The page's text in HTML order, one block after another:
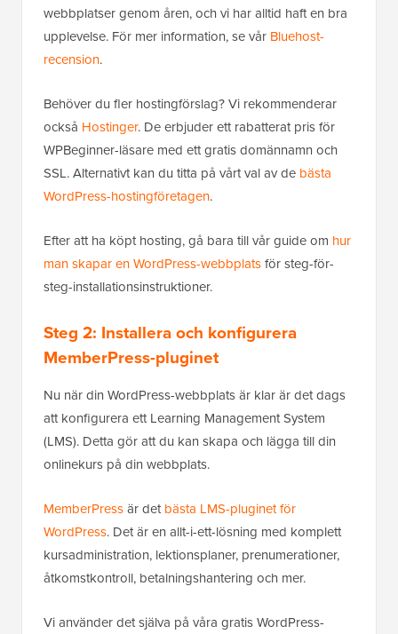
webbplatser genom åren, och vi har alltid haft en bra
upplevelse. För mer information, se vår Bluehost-
recension.
Behöver du fler hostingförslag? Vi rekommenderar
också Hostinger. De erbjuder ett rabatterat pris för
WPBeginner-läsare med ett gratis domännamn och
SSL. Alternativt kan du titta på vårt val av de bästa
WordPress-hostingföretagen.
Efter att ha köpt hosting, gå bara till vår guide om hur
man skapar en WordPress-webbplatsför steg-för-
steg-installationsinstruktioner.
Steg 2: Installera och konfigurera
MemberPress-pluginet
Nu när din WordPress-webbplats är klar är det dags
att konfigurera ett Learning Management System
(LMS). Detta gör att du kan skapa och lägga till din
onlinekurs på din webbplats.
MemberPressär detbästa LMS-pluginet för
WordPress. Det är en allt-i-ett-lösning med komplett
kursadministration, lektionsplaner, prenumerationer,
åtkomstkontroll, betalningshantering och mer.
Vi använder det själva på våra gratis WordPress-